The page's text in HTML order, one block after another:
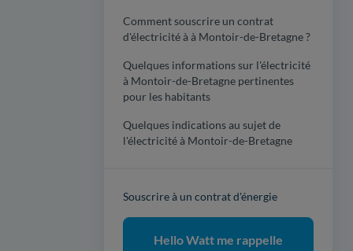
Comment souscrire un contrat
d'électricité à à Montoir-de-Bretagne ?
Quelques informations sur l'électricité
à Montoir-de-Bretagne pertinentes
pour les habitants
Quelques indications au sujet de
l'électricité à Montoir-de-Bretagne
Souscrire à un contrat d'énergie
Hello Watt me rappelle